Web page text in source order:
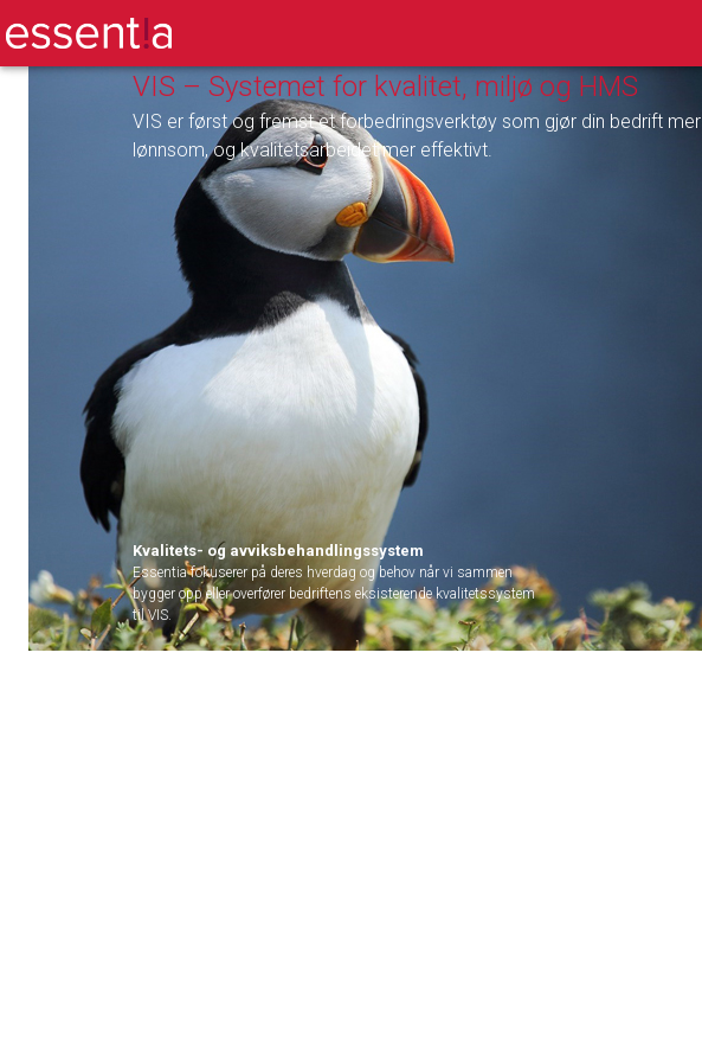
VIS – Systemet for kvalitet, miljø og HMS
VIS er først og fremst et forbedringsverktøy som gjør din bedrift mer
lønnsom, og kvalitetsarbeidet mer effektivt.
Kvalitets- og avviksbehandlingssystem
Essentia fokuserer på deres hverdag og behov når vi sammen
bygger opp eller overfører bedriftens eksisterende kvalitetssystem
til VIS.